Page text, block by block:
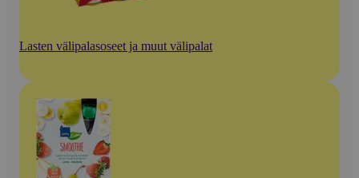
Lasten välipalasoseet ja muut välipalat